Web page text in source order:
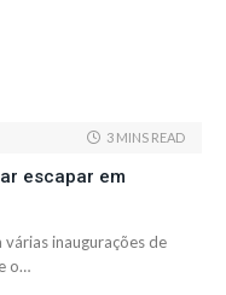
3 MINS READ
escapar em
várias inaugurações de
o…